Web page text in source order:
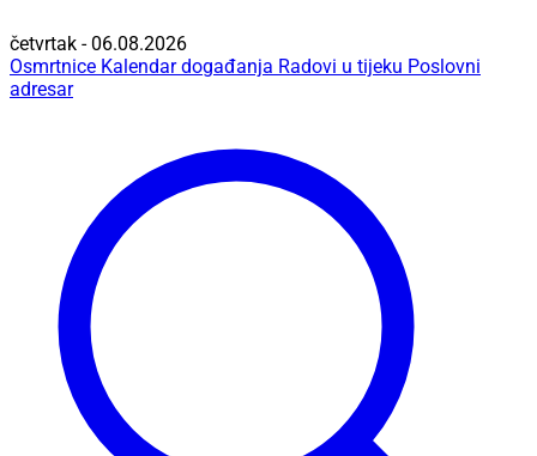
četvrtak - 06.08.2026
Osmrtnice Kalendar događanja Radovi u tijeku Poslovni
adresar